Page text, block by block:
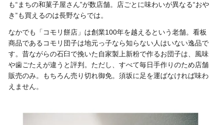
も“まちの和菓子屋さん”が数店舗。店ごとに味わいが異なる“おや
き”も買えるのは長野ならでは。
なかでも「コモリ餅店」は創業100年を越えるという老舗。看板
商品であるコモリ団子は地元っ子なら知らない人はいない逸品で
す。昔ながらの石臼で挽いた自家製上新粉で作るお団子は、風味
や歯ごたえが違うと評判。ただし、すべて毎日手作りのため店舗
販売のみ。もちろん売り切れ御免。須坂に足を運ばなければ味わ
えません。